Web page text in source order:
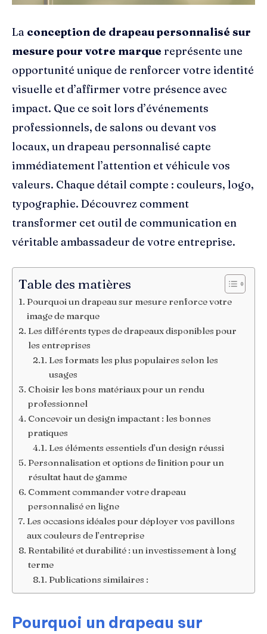
La conception de drapeau personnalisé sur
mesure pour votre marque représente une
opportunité unique de renforcer votre identité
visuelle et d’affirmer votre présence avec
impact. Que ce soit lors d’événements
professionnels, de salons ou devant vos
locaux, un drapeau personnalisé capte
immédiatement l’attention et véhicule vos
valeurs. Chaque détail compte : couleurs, logo,
typographie. Découvrez comment
transformer cet outil de communication en
véritable ambassadeur de votre entreprise.
Table des matières
Pourquoi un drapeau sur mesure renforce votre
image de marque
Les différents types de drapeaux disponibles pour
les entreprises
Les formats les plus populaires selon les
usages
Choisir les bons matériaux pour un rendu
professionnel
Concevoir un design impactant : les bonnes
pratiques
Les éléments essentiels d’un design réussi
Personnalisation et options de finition pour un
résultat haut de gamme
Comment commander votre drapeau
personnalisé en ligne
Les occasions idéales pour déployer vos pavillons
aux couleurs de l’entreprise
Rentabilité et durabilité : un investissement à long
terme
Publications similaires :
Pourquoi un drapeau sur